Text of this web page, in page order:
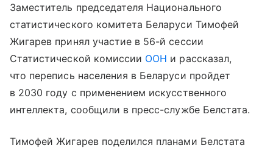
Заместитель председателя Национального
статистического комитета Беларуси Тимофей
Жигарев принял участие в 56-й сессии
Статистической комиссии ООН и рассказал,
что перепись населения в Беларуси пройдет
в 2030 году с применением искусственного
интеллекта, сообщили в пресс-службе Белстата.
Тимофей Жигарев поделился планами Белстата